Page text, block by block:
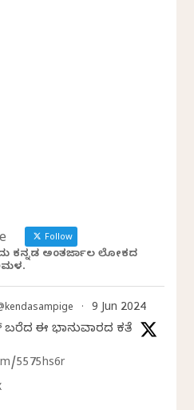
Follow
ಕನ್ನಡ ಅಂತರ್ಜಾಲ ಲೋಕದ
· 9 Jun 2024
ಈ ಭಾನುವಾರದ ಕತೆ
5575hs6r